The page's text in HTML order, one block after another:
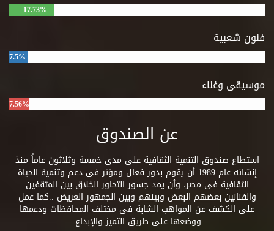
17.73%
فنون شعبية
7.5%
موسيقى وغناء
7.56%
عن الصندوق
استطاع صندوق التنمية الثقافية على مدى خمسة وثلاثون عاماً منذ
إنشائه عام 1989 أن يقوم بدور فعال ومؤثر فى دعم وتنمية الحياة
الثقافية فى مصر، وأن يمد جسور التحاور الخلاق بين المثقفين
والفنانين بعضهم البعض وبينهم وبين الجمهور العريض ..كما عمل
على الكشف عن المواهب الشابة فى مختلف المحافظات ودعمها
ووضعها على طريق التميز والإبداع.